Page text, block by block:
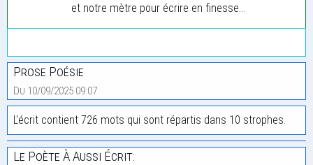
et notre mètre pour écrire en finesse...
Prose Poésie
Du 10/09/2025 09:07
L'écrit contient 726 mots qui sont répartis dans 10 strophes.
Le Poète À Aussi Écrit: